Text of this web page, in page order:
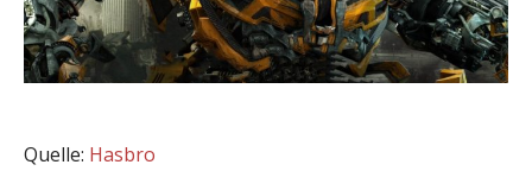
Quelle: Hasbro